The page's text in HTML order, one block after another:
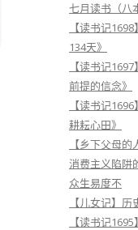
七月读书（八
【读书记
134天》
【读书记
前提的信念》
【读书记
耕耘心田》
【乡下父母
消费主义陷阱
众生易度不
【儿女记】历
【读书记